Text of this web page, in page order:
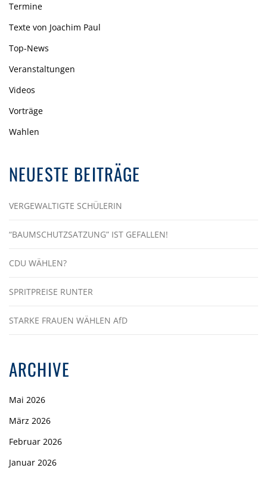
Termine
Texte von Joachim Paul
Top-News
Veranstaltungen
Videos
Vorträge
Wahlen
NEUESTE BEITRÄGE
VERGEWALTIGTE SCHÜLERIN
“BAUMSCHUTZSATZUNG” IST GEFALLEN!
CDU WÄHLEN?
SPRITPREISE RUNTER
STARKE FRAUEN WÄHLEN AfD
ARCHIVE
Mai 2026
März 2026
Februar 2026
Januar 2026